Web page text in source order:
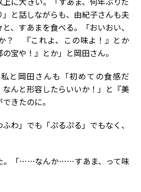
と話しながらも、由紀子さんも夫
、すあまを食べる。「おいおい、
？ 『これよ、この味よ！』とか
の宝や！』とか」と岡田さん。
と岡田さんも「初めての食感だ
んと形容したらいいか！」と『美
きたのに。
わ」でも「ぷるぷる」でもなく、
。「……なんか……すあま、って味